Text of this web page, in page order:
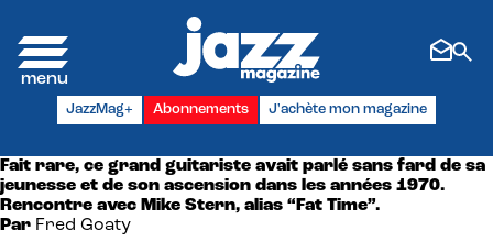
JazzMag+ Abonnements J'achète mon magazine
Fait rare, ce grand guitariste avait parlé sans fard de sa
jeunesse et de son ascension dans les années 1970.
Rencontre avec Mike Stern, alias “Fat Time”.
Par Fred Goaty